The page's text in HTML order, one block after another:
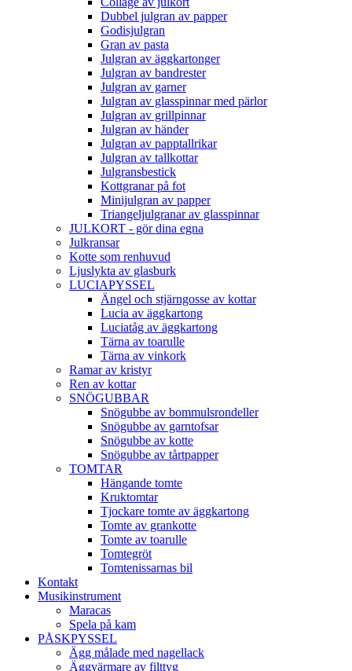
Dubbel julgran av papper
Godisjulgran
Gran av pasta
Julgran av äggkartonger
Julgran av bandrester
Julgran av garner
Julgran av glasspinnar med pärlor
Julgran av grillpinnar
Julgran av händer
Julgran av papptallrikar
Julgran av tallkottar
Julgransbestick
Kottgranar på fot
Minijulgran av papper
Triangeljulgranar av glasspinnar
JULKORT - gör dina egna
Julkransar
Kotte som renhuvud
Ljuslykta av glasburk
LUCIAPYSSEL
Ängel och stjärngosse av kottar
Lucia av äggkartong
Luciatåg av äggkartong
Tärna av toarulle
Tärna av vinkork
Ramar av kristyr
Ren av kottar
SNÖGUBBAR
Snögubbe av bommulsrondeller
Snögubbe av garntofsar
Snögubbe av kotte
Snögubbe av tårtpapper
TOMTAR
Hängande tomte
Kruktomtar
Tjockare tomte av äggkartong
Tomte av grankotte
Tomte av toarulle
Tomtegröt
Tomtenissarnas bil
Kontakt
Musikinstrument
Maracas
Spela på kam
PÅSKPYSSEL
Ägg målade med nagellack
Äggvärmare av filttyg